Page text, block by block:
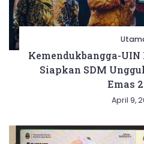
Kemendukbangga-
Siapkan SDM
Emas
April 9,